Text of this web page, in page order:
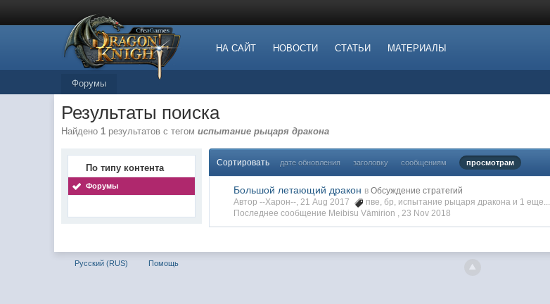
НА САЙТ НОВОСТИ СТАТЬИ МАТЕРИАЛЫ
Форумы
Результаты поиска
Найдено1 результатов с тегомиспытание рыцаря дракона
По типу контента
Форумы
Сортировать дате обновления заголовку сообщениям просмотрам
Большой летающий дракон в Обсуждение стратегий
Автор --Харон--, 21 Aug 2017
пве,бр, испытание рыцаря дракона и 1 еще...
Последнее сообщение Meibisu Vāmirion ,23 Nov 2018
Русский (RUS) Помощь